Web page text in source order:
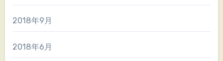
2018年9月
2018年6月